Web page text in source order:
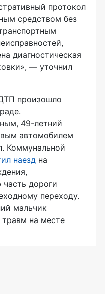
протокол
средством без
диагностическая
— уточнил
произошло
49-летний
автомобилем
Коммунальной
наезд на
дороги
переходу.
мальчик
травм на месте